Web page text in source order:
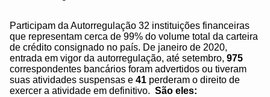
Participam da Autorregulação 32 instituições financeiras
que representam cerca de 99% do volume total da carteira
de crédito consignado no país. De janeiro de 2020,
entrada em vigor da autorregulação, até setembro, 975
correspondentes bancários foram advertidos ou tiveram
suas atividades suspensas e 41 perderam o direito de
exercer a atividade em definitivo. São eles: